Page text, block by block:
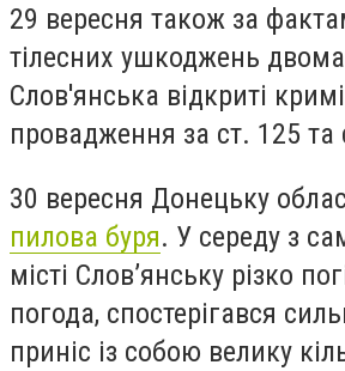
29 вересня також за
тілесних ушкоджень
Слов'янська відкриті
провадження за ст. 125 та
30 вересня Донецьку
пилова буря. У середу з
місті Слов’янську різко
погода, спостерігався
приніс із собою велику